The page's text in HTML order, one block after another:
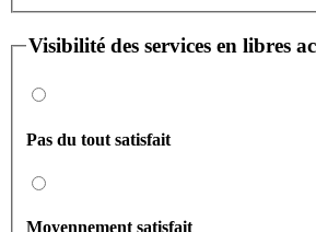
Visibilité des services en libres
Pas du tout satisfait
Moyennement satisfait